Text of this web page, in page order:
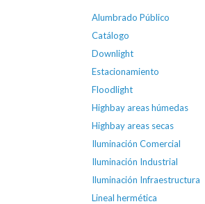
Alumbrado Público
Catálogo
Downlight
Estacionamiento
Floodlight
Highbay areas húmedas
Highbay areas secas
Iluminación Comercial
Iluminación Industrial
Iluminación Infraestructura
Lineal hermética